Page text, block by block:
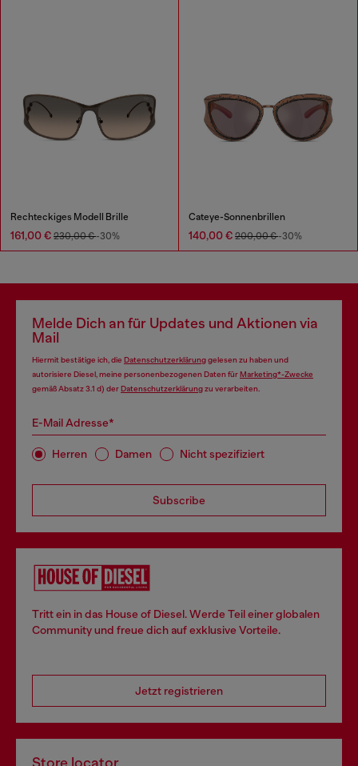
Rechteckiges Modell Brille
161,00 € 230,00 €-30%
Cateye-Sonnenbrillen
140,00 € 200,00 €-30%
Melde Dich an für Updates und Aktionen via
Mail
Hiermit bestätige ich, die Datenschutzerklärunggelesen zu haben und
autorisiere Diesel, meine personenbezogenen Daten fürMarketing*-Zwecke
gemäß Absatz 3.1 d) derDatenschutzerklärungzu verarbeiten.
E-Mail Adresse*
Herren Damen Nicht spezifiziert
Subscribe
Tritt ein in das House of Diesel. Werde Teil einer globalen
Community und freue dich auf exklusive Vorteile.
Jetzt registrieren
Store locator